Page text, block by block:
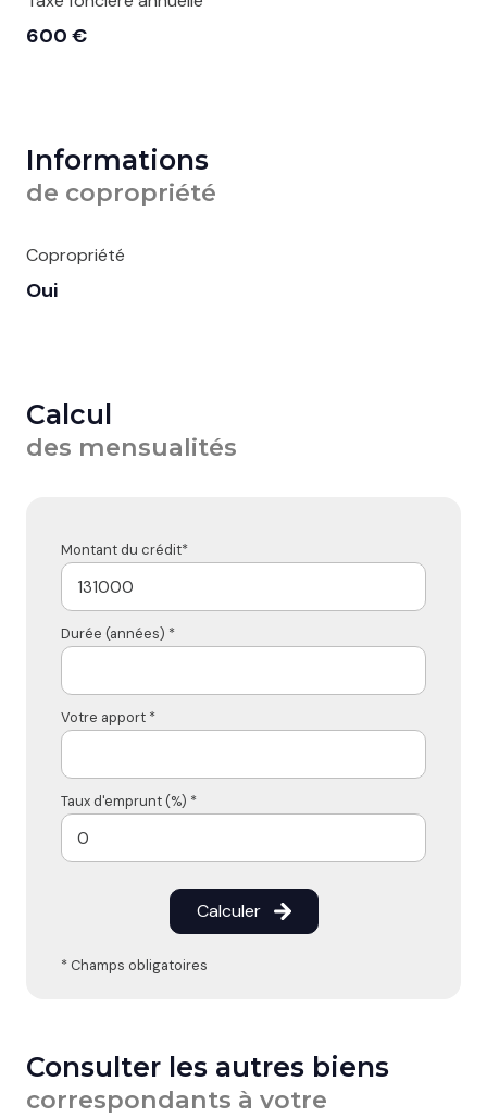
600 €
Informations
de copropriété
Copropriété
Oui
Calcul
des mensualités
Montant du crédit*
Durée (années) *
Votre apport *
Taux d'emprunt (%) *
Calculer
* Champs obligatoires
Consulter les autres biens
correspondants à votre